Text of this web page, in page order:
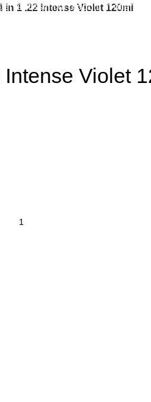
tantissimi di prodotti in offerta!
1 .22 Intense Violet 120ml
Violet